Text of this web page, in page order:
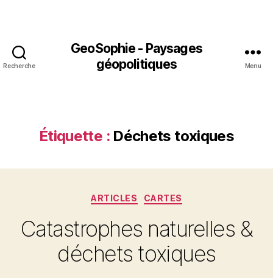
Recherche
GeoSophie - Paysages
géopolitiques
Menu
Étiquette : Déchets toxiques
Catégories
ARTICLES CARTES
Catastrophes naturelles &
déchets toxiques